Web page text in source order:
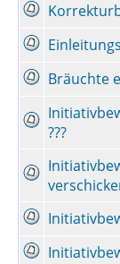
Bräuchte
???